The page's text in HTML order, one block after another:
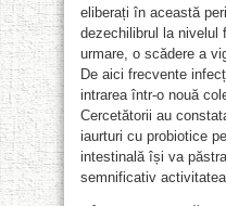
eliberați în această
dezechilibrul la nivelul
urmare, o scădere a
De aici frecvente
intrarea într-o nouă
Cercetătorii au
iaurturi cu probiotice
intestinală își va
semnificativ